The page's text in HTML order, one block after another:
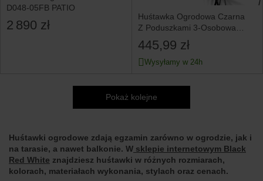
D048-05FB PATIO
2 890 zł
Huśtawka Ogrodowa Czarna
Z Poduszkami 3-Osobowa
Z Daszkiem 170X153X110 Cm
445,99 zł
Wysyłamy w 24h
Pokaż kolejne
Huśtawki ogrodowe zdają egzamin zarówno w ogrodzie, jak i
na tarasie, a nawet balkonie. W sklepie internetowym Black
Red White znajdziesz huśtawki w różnych rozmiarach,
kolorach, materiałach wykonania, stylach oraz cenach.